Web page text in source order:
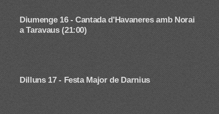
Diumenge 16 - Cantada d'Havaneres amb Norai
a Taravaus (21:00)
Dilluns 17 - Festa Major de Darnius